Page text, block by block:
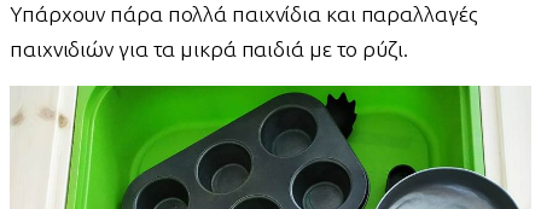
Υπάρχουν πάρα πολλά παιχνίδια και παραλλαγές
παιχνιδιών για τα μικρά παιδιά με το ρύζι.